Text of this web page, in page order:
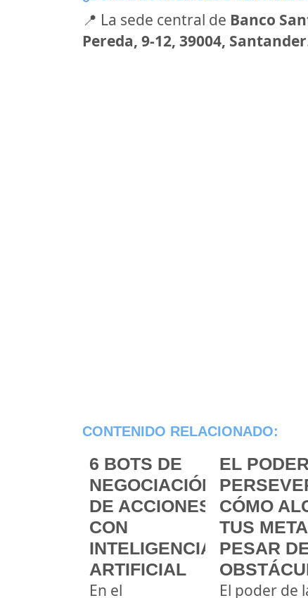
📍 La sede central de Banco
Pereda, 9-12, 39004, Santander
CONTENIDO RELACIONADO:
6 BOTS DE
NEGOCIACIÓN
DE ACCIONES
CON
INTELIGENCIA
ARTIFICIAL
En el
EL
CÓMO
TUS
PESAR
El poder de